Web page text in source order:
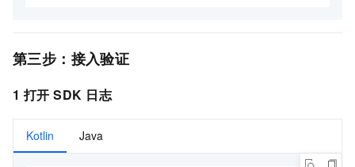
第三步：接入验证
1 打开 SDK 日志
Kotlin Java